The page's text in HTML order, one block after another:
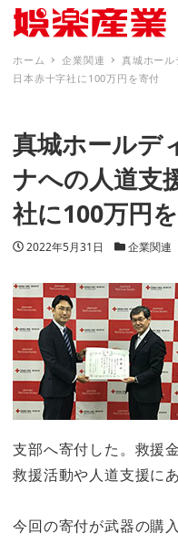
ホーム 企業関連
真城ホー
日本赤十字社に100万円を寄付
真城ホール
ナへの人道支
社に100万円
投稿日
2022年5月31日 カテゴリー
企業関連
支部へ寄付した。救援
救援活動や人道支援に
今回の寄付が武器の購